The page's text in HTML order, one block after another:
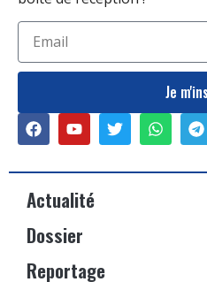
Je
Actualité
Dossier
Reportage